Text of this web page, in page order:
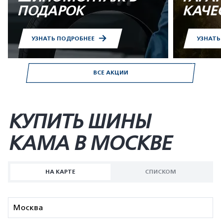
ВСЕ АКЦИИ
ПОДАРОК
УЗНАТЬ ПОДРОБНЕЕ
КУПИТЬ ШИНЫ
KAMA В МОСКВЕ
НА КАРТЕ СПИСКОМ